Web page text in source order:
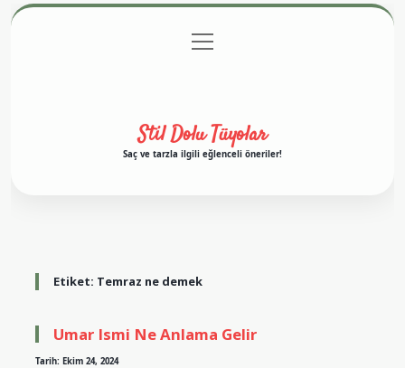
Gizlilik Politikası
menüyü
aç
Stil Dolu Tüyolar
Saç ve tarzla ilgili eğlenceli öneriler!
Etiket: Temraz ne demek
Umar Ismi Ne Anlama Gelir
Tarih: Ekim 24, 2024